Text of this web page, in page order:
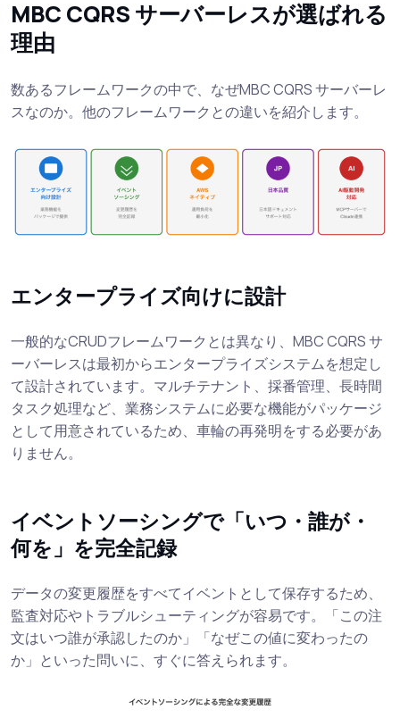
MBC CQRS サーバーレスが選ばれる
理由
数あるフレームワークの中で、なぜMBC CQRS サーバーレ
スなのか。他のフレームワークとの違いを紹介します。
エンタープライズ向けに設計
一般的なCRUDフレームワークとは異なり、MBC CQRS サ
ーバーレスは最初からエンタープライズシステムを想定し
て設計されています。マルチテナント、採番管理、長時間
タスク処理など、業務システムに必要な機能がパッケージ
として用意されているため、車輪の再発明をする必要があ
りません。
イベントソーシングで「いつ・誰が・
何を」を完全記録
データの変更履歴をすべてイベントとして保存するため、
監査対応やトラブルシューティングが容易です。「この注
文はいつ誰が承認したのか」「なぜこの値に変わったの
か」といった問いに、すぐに答えられます。